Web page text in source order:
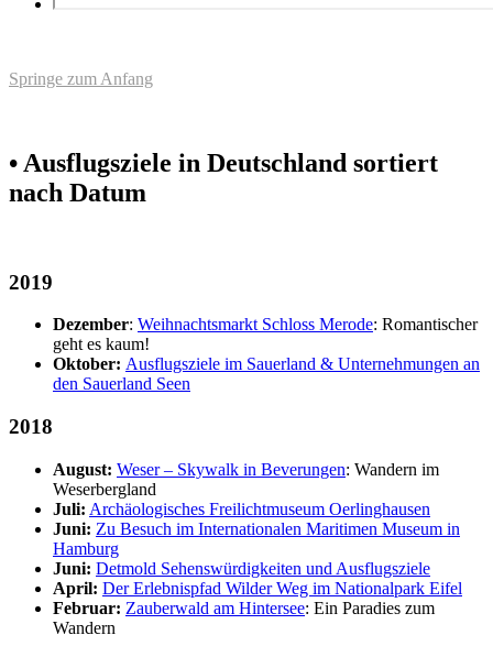
Springe zum Anfang
• Ausflugsziele in Deutschland sortiert
nach Datum
2019
Dezember: Weihnachtsmarkt Schloss Merode: Romantischer
geht es kaum!
Oktober: Ausflugsziele im Sauerland & Unternehmungen an
den Sauerland Seen
2018
August: Weser – Skywalk in Beverungen: Wandern im
Weserbergland
Juli: Archäologisches Freilichtmuseum Oerlinghausen
Juni: Zu Besuch im Internationalen Maritimen Museum in
Hamburg
Juni: Detmold Sehenswürdigkeiten und Ausflugsziele
April: Der Erlebnispfad Wilder Weg im Nationalpark Eifel
Februar: Zauberwald am Hintersee: Ein Paradies zum
Wandern